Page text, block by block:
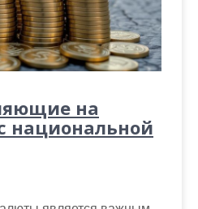
на
национальной